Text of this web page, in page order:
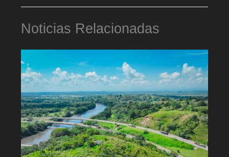
Noticias Relacionadas